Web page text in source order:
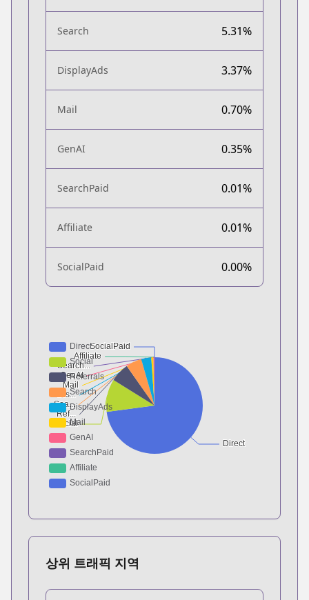
Search 5.31%
DisplayAds 3.37%
Mail 0.70%
GenAI 0.35%
SearchPaid 0.01%
Affiliate 0.01%
SocialPaid 0.00%
상위 트래픽 지역